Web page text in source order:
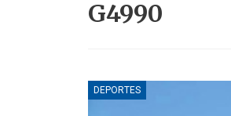
G4990
DEPORTES